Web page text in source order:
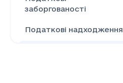
заборгованості
Податкові надходження